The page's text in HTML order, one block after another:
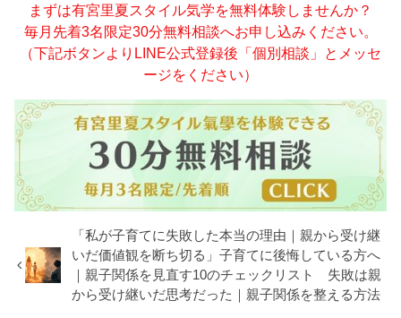
まずは有宮里夏スタイル気学を無料体験しませんか？
毎月先着3名限定30分無料相談へお申し込みください。
（下記ボタンよりLINE公式登録後「個別相談」とメッセ
ージをください）
「私が子育てに失敗した本当の理由｜親から受け継
いだ価値観を断ち切る」子育てに後悔している方へ
｜親子関係を見直す10のチェックリスト 失敗は親
から受け継いだ思考だった｜親子関係を整える方法